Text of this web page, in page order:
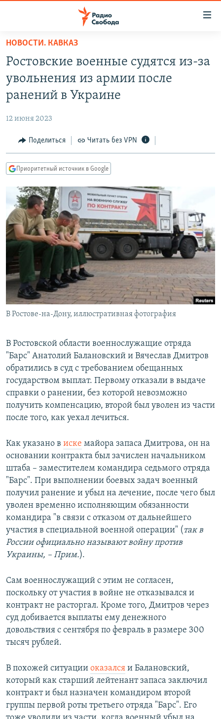
упрощенного
доступа
основному
Вернутся
Вернутся
поиску
АВТОРСКИЕ ПРОЕКТЫ
МНЕНИЯ
КУЛЬТУРА
КАВКАЗ.РЕАЛИИ
СЕВЕР.РЕАЛИИ
СИБИРЬ.РЕАЛИИ
РАСПИСАНИЕ ВЕЩАНИЯ
ПОДПИШИТЕСЬ НА РАССЫЛКУ
СОЦИАЛЬНЫЕ СЕТИ
Все сайты РСЕ/РС
НОВОСТИ. КАВКАЗ
Ростовские военные судятся из-за
увольнения из армии после
ранений в Украине
12 июня 2023
Поделиться Читать без VPN
Приоритетный источник в Google
В Ростове-на-Дону, иллюстративная фотография
В Ростовской области военнослужащие отряда
"Барс" Анатолий Балановский и Вячеслав Дмитров
обратились в суд с требованием обещанных
государством выплат. Первому отказали в выдаче
справки о ранении, без которой невозможно
получить компенсацию, второй был уволен из части
после того, как уехал лечиться.
Как указано в иске майора запаса Дмитрова, он на
основании контракта был зачислен начальником
штаба – заместителем командира седьмого отряда
"Барс". При выполнении боевых задач военный
получил ранение и убыл на лечение, после чего был
уволен временно исполняющим обязанности
командира "в связи с отказом от дальнейшего
участия в специальной военной операции" ( так в
России официально называют войну против
Украины, – Прим.).
Сам военнослужащий с этим не согласен,
поскольку от участия в войне не отказывался и
контракт не расторгал. Кроме того, Дмитров через
суд добивается выплаты ему денежного
довольствия с сентября по февраль в размере 300
тысяч рублей.
В похожей ситуации оказался и Балановский,
который как старший лейтенант запаса заключил
контракт и был назначен командиром второй
группы первой роты третьего отряда "Барс". Его